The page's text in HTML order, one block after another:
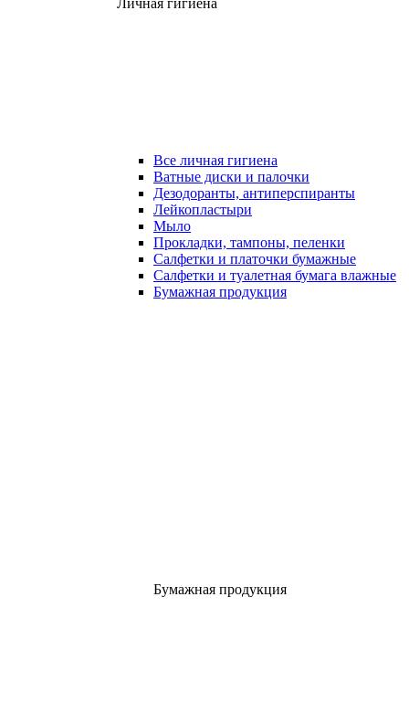
Личная гигиена
Все личная гигиена
Ватные диски и палочки
Дезодоранты, антиперспиранты
Лейкопластыри
Мыло
Прокладки, тампоны, пеленки
Салфетки и платочки бумажные
Салфетки и туалетная бумага влажные
Бумажная продукция
Бумажная продукция